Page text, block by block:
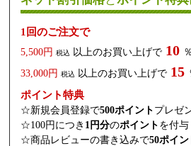
1回のご注文で
5,500円 税込 以上のお買い上げで 10
33,000円 税込 以上のお買い上げで 15
ポイント特典
☆新規会員登録で500ポイント プレゼ
☆100円につき 1円分のポイント を付与
☆商品レビューの書き込みで50ポイン